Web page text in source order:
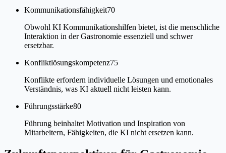
Kommunikationsfähigkeit70
Obwohl KI Kommunikationshilfen bietet, ist die menschliche
Interaktion in der Gastronomie essenziell und schwer
ersetzbar.
Konfliktlösungskompetenz75
Konflikte erfordern individuelle Lösungen und emotionales
Verständnis, was KI aktuell nicht leisten kann.
Führungsstärke80
Führung beinhaltet Motivation und Inspiration von
Mitarbeitern, Fähigkeiten, die KI nicht ersetzen kann.